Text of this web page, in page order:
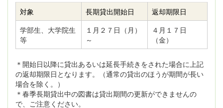
対象 長期貸出開始日
返却期限日
学部生、大学院生
等
１月２７日（月）
～
４月１７日
（金）
＊開始日以降に貸出あるいは延長手続きをされた場合に上記
の返却期限日となります。（通常の貸出のほうが期間が長い
場合を除く。）
＊春季長期貸出中の図書は貸出期間の更新ができませんの
で、ご注意ください。